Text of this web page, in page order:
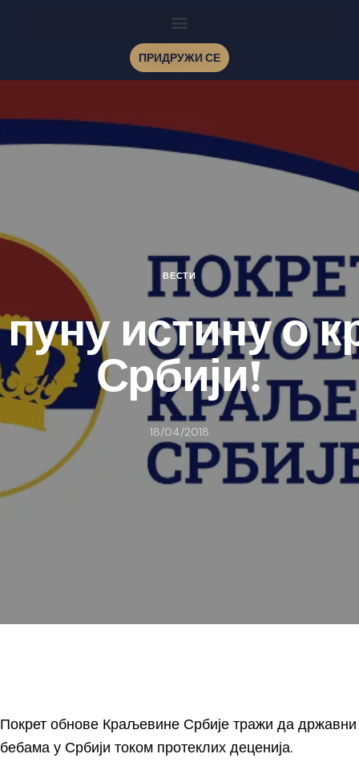
ПРИДРУЖИ СЕ
ВЕСТИ
истину о
Србији!
18/04/2018
Покрет обнове Краљевине Србије тражи да
бебама у Србији током протеклих деценија.